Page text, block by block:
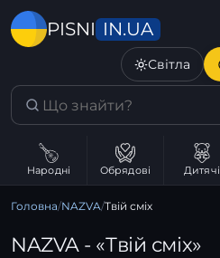
PISNI IN.UA
Світла
Народні Обрядові Дитячі
Головна/NAZVA/Твій сміх
NAZVA - «Твій сміх»